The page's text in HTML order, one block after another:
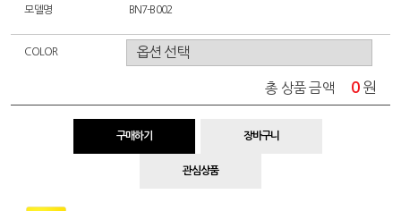
모델명 BN7-B002
COLOR
총 상품 금액 0 원
구매하기 장바구니
관심상품